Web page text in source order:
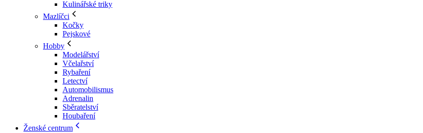
Kulinářské triky
Mazlíčci
Kočky
Pejskové
Hobby
Modelářství
Včelařství
Rybaření
Letectví
Automobilismus
Adrenalin
Sběratelství
Houbaření
Ženské centrum